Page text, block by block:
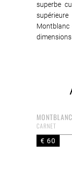
superbe
Montblanc
MONTBLANC
CARNET
€ 60